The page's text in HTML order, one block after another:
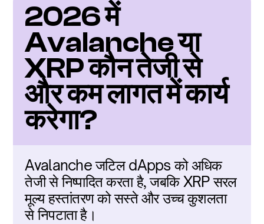
2026 में
Avalanche या
XRP कौन तेजी से
और कम लागत में कार्य
करेगा?
Avalanche जटिल dApps को अधिक
तेजी से निष्पादित करता है, जबकि XRP सरल
मूल्य हस्तांतरण को सस्ते और उच्च कुशलता
से निपटाता है।